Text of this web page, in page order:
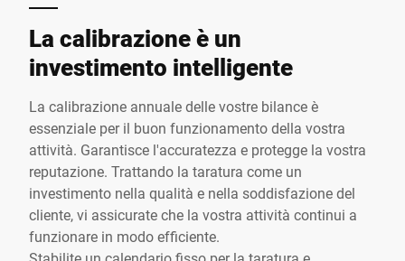
La calibrazione è un
investimento intelligente
La calibrazione annuale delle vostre bilance è
essenziale per il buon funzionamento della vostra
attività. Garantisce l'accuratezza e protegge la vostra
reputazione. Trattando la taratura come un
investimento nella qualità e nella soddisfazione del
cliente, vi assicurate che la vostra attività continui a
funzionare in modo efficiente.